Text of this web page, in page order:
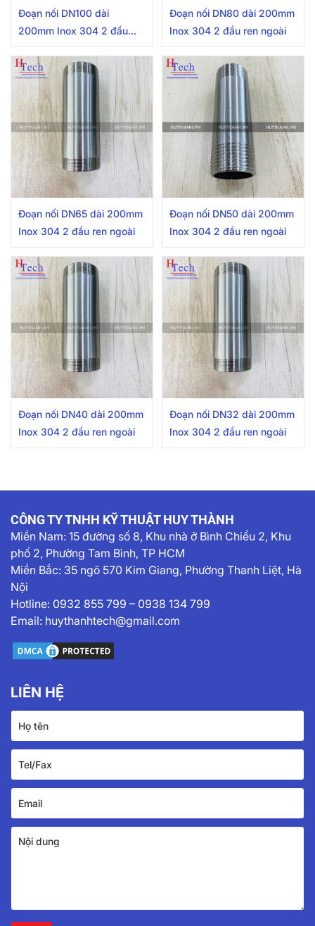
Đoạn nối DN100 dài
200mm Inox 304 2 đầu
Đoạn nối DN80 dài 200mm
Inox 304 2 đầu ren ngoài
Đoạn nối DN65 dài 200mm
Inox 304 2 đầu ren ngoài
Đoạn nối DN50 dài 200mm
Inox 304 2 đầu ren ngoài
Đoạn nối DN40 dài 200mm
Inox 304 2 đầu ren ngoài
Đoạn nối DN32 dài 200mm
Inox 304 2 đầu ren ngoài
CÔNG TY TNHH KỸ THUẬT HUY THÀNH
Miền Nam: 15 đường số 8, Khu nhà ở Bình Chiểu 2, Khu
phố 2, Phường Tam Bình, TP HCM
Miền Bắc: 35 ngõ 570 Kim Giang, Phường Thanh Liệt, Hà
Nội
Hotline: 0932 855 799 – 0938 134 799
Email: huythanhtech@gmail.com
LIÊN HỆ